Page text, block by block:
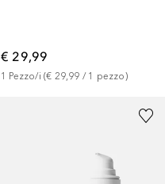
€ 29,99
1 Pezzo/i (€ 29,99 / 1 pezzo)